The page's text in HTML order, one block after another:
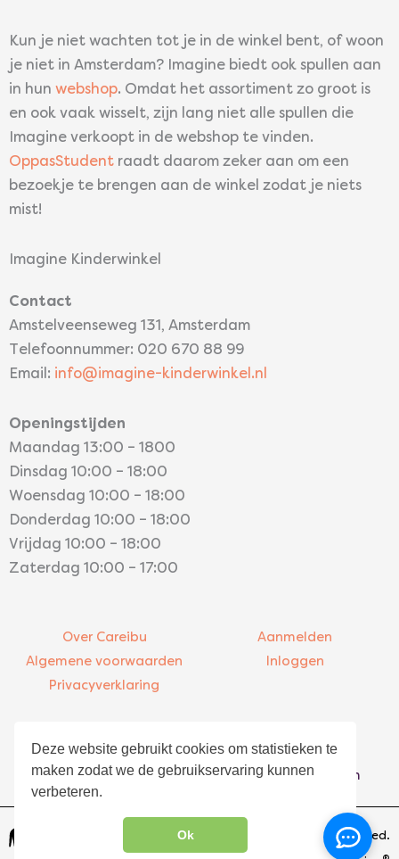
Deze website gebruikt cookies om statistieken te
maken zodat we de gebruikservaring kunnen
verbeteren.
Ok
Kun je niet wachten tot je in de winkel bent, of woon
je niet in Amsterdam? Imagine biedt ook spullen aan
in hun webshop. Omdat het assortiment zo groot is
en ook vaak wisselt, zijn lang niet alle spullen die
Imagine verkoopt in de webshop te vinden.
OppasStudent raadt daarom zeker aan om een
bezoekje te brengen aan de winkel zodat je niets
mist!
Imagine Kinderwinkel
Contact
Amstelveenseweg 131, Amsterdam
Telefoonnummer: 020 670 88 99
Email: info@imagine-kinderwinkel.nl
Openingstijden
Maandag 13:00 – 1800
Dinsdag 10:00 – 18:00
Woensdag 10:00 – 18:00
Donderdag 10:00 – 18:00
Vrijdag 10:00 – 18:00
Zaterdag 10:00 – 17:00
Over Careibu
Algemene voorwaarden
Privacyverklaring
Aanmelden
Inloggen
info@careibu.com
085 – 016 00 48
Asterweg 20-K5
1031 HN Amsterdam
© 2026 Careibu. All rights reserved.